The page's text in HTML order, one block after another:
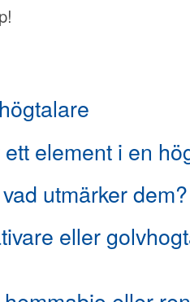
element i en
utmärker dem?
eller